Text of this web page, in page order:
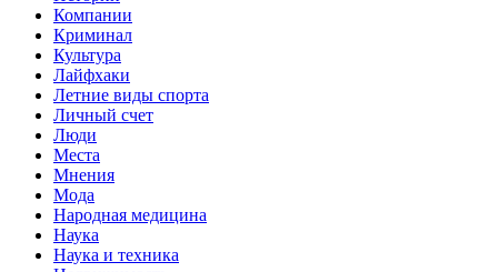
Компании
Криминал
Культура
Лайфхаки
Летние виды спорта
Личный счет
Люди
Места
Мнения
Мода
Народная медицина
Наука
Наука и техника